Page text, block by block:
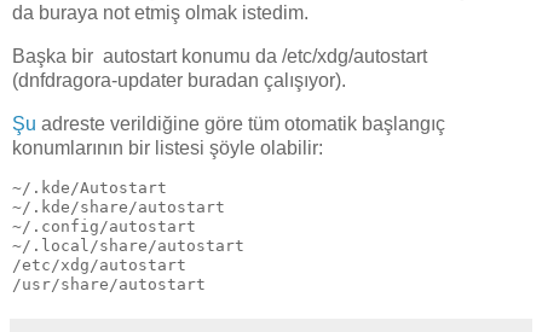
da buraya not etmiş olmak istedim.
Başka bir autostart konumu da /etc/xdg/autostart
(dnfdragora-updater buradan çalışıyor).
Şu adreste verildiğine göre tüm otomatik başlangıç
konumlarının bir listesi şöyle olabilir:
~/.kde/Autostart
~/.kde/share/autostart
~/.config/autostart
~/.local/share/autostart
/etc/xdg/autostart
/usr/share/autostart